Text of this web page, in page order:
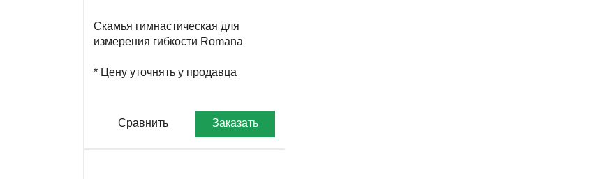
Скамья гимнастическая для
измерения гибкости Romana
* Цену уточнять у продавца
Сравнить Заказать